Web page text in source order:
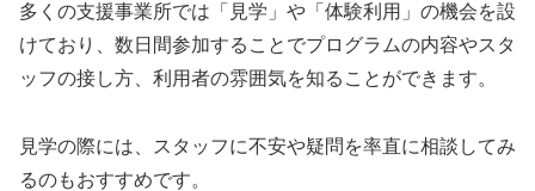
多くの支援事業所では「見学」や「体験利用」の機会を設
けており、数日間参加することでプログラムの内容やスタ
ッフの接し方、利用者の雰囲気を知ることができます。
見学の際には、スタッフに不安や疑問を率直に相談してみ
るのもおすすめです。